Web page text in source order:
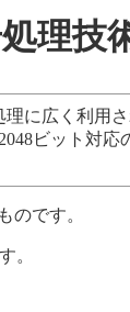
理技
に広く利用
ビット対
のです。
。